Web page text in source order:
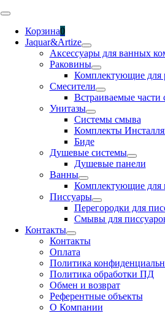
Skip
content
Toggle
NavigationКорзина0
Jaquar&Artize
Аксессуары для ванных
Раковины
Комплектующие для
Смесители
Встраиваемые части
Унитазы
Системы смыва
Комплекты
Биде
Душевые системы
Душевые панели
Ванны
Комплектующие для
Писсуары
Перегородки для
Смывы для
Контакты
Контакты
Оплата
Политика
Политика обработки ПД
Обмен и возврат
Референтные объекты
О Компании